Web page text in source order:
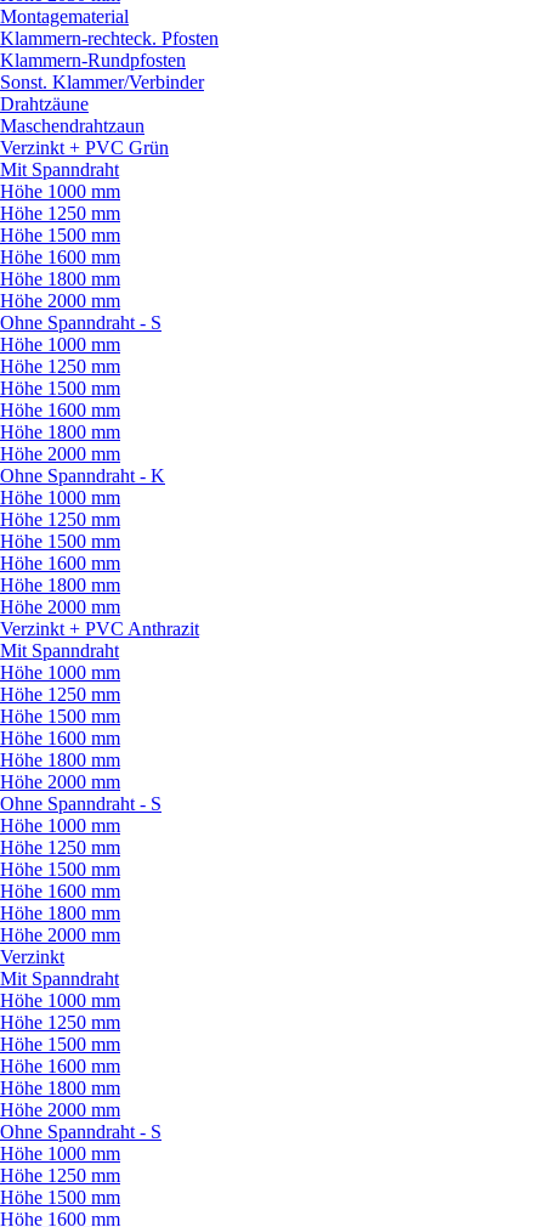
Montagematerial
Klammern-rechteck. Pfosten
Klammern-Rundpfosten
Sonst. Klammer/Verbinder
Drahtzäune
Maschendrahtzaun
Verzinkt + PVC Grün
Mit Spanndraht
Höhe 1000 mm
Höhe 1250 mm
Höhe 1500 mm
Höhe 1600 mm
Höhe 1800 mm
Höhe 2000 mm
Ohne Spanndraht - S
Höhe 1000 mm
Höhe 1250 mm
Höhe 1500 mm
Höhe 1600 mm
Höhe 1800 mm
Höhe 2000 mm
Ohne Spanndraht - K
Höhe 1000 mm
Höhe 1250 mm
Höhe 1500 mm
Höhe 1600 mm
Höhe 1800 mm
Höhe 2000 mm
Verzinkt + PVC Anthrazit
Mit Spanndraht
Höhe 1000 mm
Höhe 1250 mm
Höhe 1500 mm
Höhe 1600 mm
Höhe 1800 mm
Höhe 2000 mm
Ohne Spanndraht - S
Höhe 1000 mm
Höhe 1250 mm
Höhe 1500 mm
Höhe 1600 mm
Höhe 1800 mm
Höhe 2000 mm
Verzinkt
Mit Spanndraht
Höhe 1000 mm
Höhe 1250 mm
Höhe 1500 mm
Höhe 1600 mm
Höhe 1800 mm
Höhe 2000 mm
Ohne Spanndraht - S
Höhe 1000 mm
Höhe 1250 mm
Höhe 1500 mm
Höhe 1600 mm